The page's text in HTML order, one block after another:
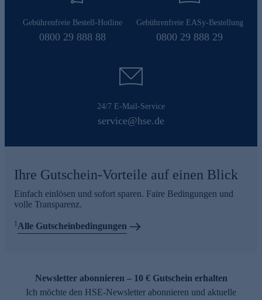
Gebührenfreie Bestell-Hotline
0800 29 888 88
Gebührenfreie EASy-Bestellung
0800 29 888 29
24/7 E-Mail-Service
service@hse.de
Ihre Gutschein-Vorteile auf einen Blick
Einfach einlösen und sofort sparen. Faire Bedingungen und
volle Transparenz.
1Alle Gutscheinbedingungen
Newsletter abonnieren – 10 € Gutschein erhalten
Ich möchte den HSE-Newsletter abonnieren und aktuelle